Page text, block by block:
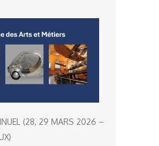
(28, 29 MARS 2026 –